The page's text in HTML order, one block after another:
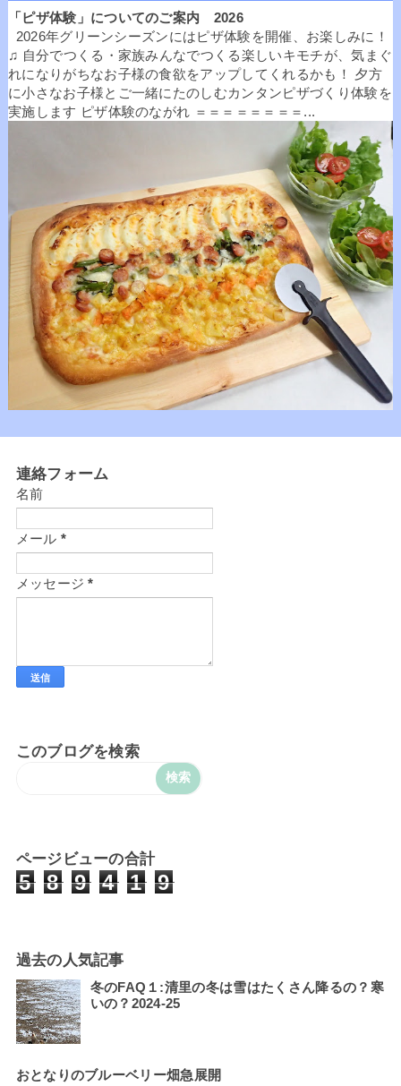
「ピザ体験」についてのご案内 2026
2026年グリーンシーズンにはピザ体験を開催、お楽しみに！
♫ 自分でつくる・家族みんなでつくる楽しいキモチが、気まぐ
れになりがちなお子様の食欲をアップしてくれるかも！ 夕方
に小さなお子様とご一緒にたのしむカンタンピザづくり体験を
実施します ピザ体験のながれ ＝＝＝＝＝＝＝＝...
連絡フォーム
名前
メール *
メッセージ*
このブログを検索
ページビューの合計
5 8 9 4 1 9
過去の人気記事
冬のFAQ１:清里の冬は雪はたくさん降るの？寒
いの？2024-25
おとなりのブルーベリー畑急展開